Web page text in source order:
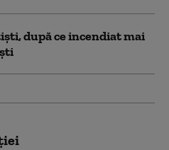
după ce incendiat mai